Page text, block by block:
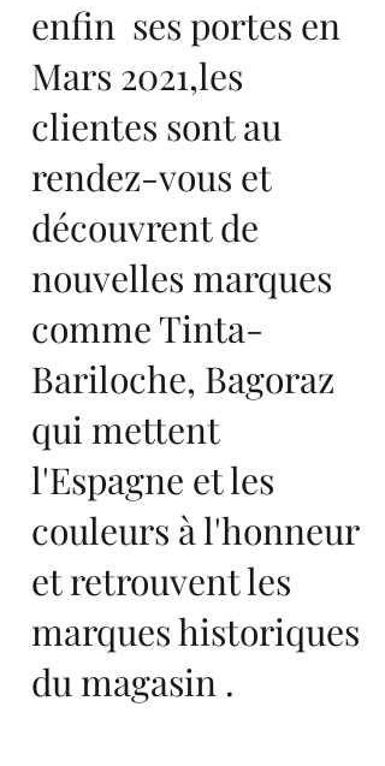
enfin ses portes en
Mars 2021,les
clientes sont au
rendez-vous et
découvrent de
nouvelles marques
comme Tinta-
Bariloche, Bagoraz
qui mettent
l'Espagne et les
couleurs à l'honneur
et retrouvent les
marques historiques
du magasin .